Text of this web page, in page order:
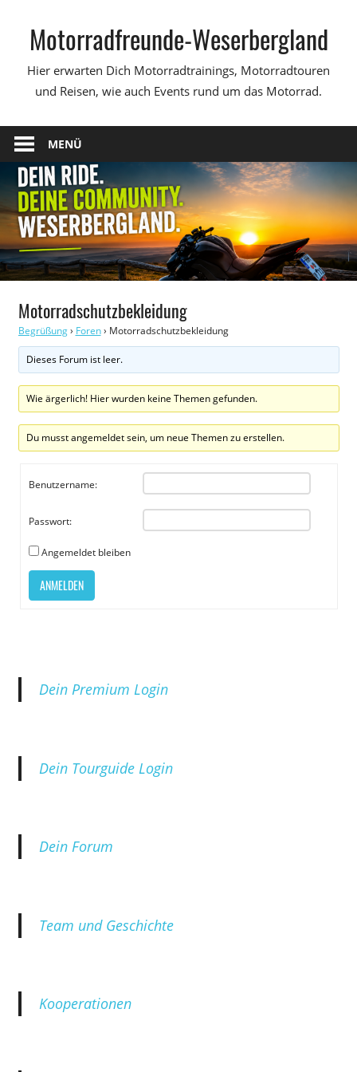
springenMotorradfreunde-Weserbergland
Hier erwarten Dich Motorradtrainings, Motorradtouren
und Reisen, wie auch Events rund um das Motorrad.
MENÜ
Motorradschutzbekleidung
Begrüßung › Foren › Motorradschutzbekleidung
Dieses Forum ist leer.
Wie ärgerlich! Hier wurden keine Themen gefunden.
Du musst angemeldet sein, um neue Themen zu erstellen.
Benutzername:
Passwort:
Angemeldet bleiben
ANMELDEN
Dein Premium Login
Dein Tourguide Login
Dein Forum
Team und Geschichte
Kooperationen